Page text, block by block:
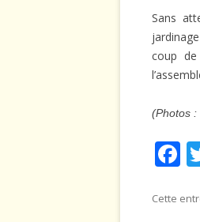
Sans
coup
(Photos :
F
e
Cette